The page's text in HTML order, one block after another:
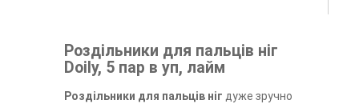
Роздільники для пальців ніг
Doily, 5 пар в уп, лайм
Роздільники для пальців ніг дуже зручно